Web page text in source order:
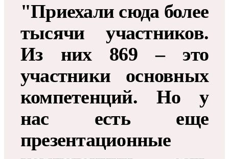
"Приехали сюда более
тысячи участников.
Из них 869 – это
участники основных
компетенций. Но у
нас есть еще
презентационные